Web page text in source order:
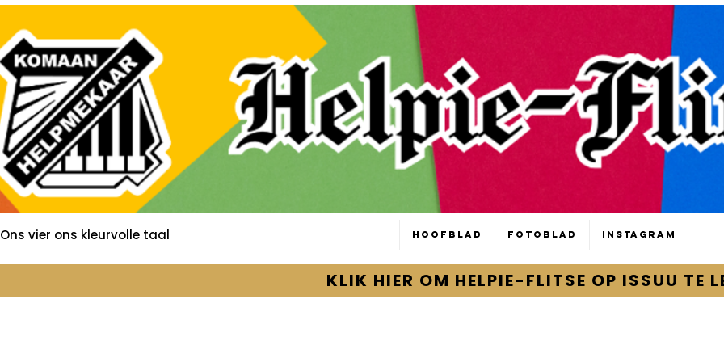
Hoofblad Fotoblad Instagram
Ons vier ons kleurvolle taal
KLIK HIER OM HELPIE-FLITSE OP ISSUU TE